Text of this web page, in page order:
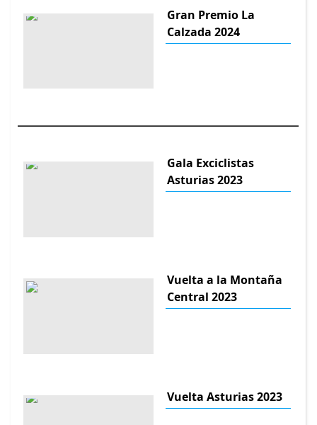
Gran Premio La
Calzada 2024
Gala Exciclistas
Asturias 2023
Vuelta a la Montaña
Central 2023
Vuelta Asturias 2023